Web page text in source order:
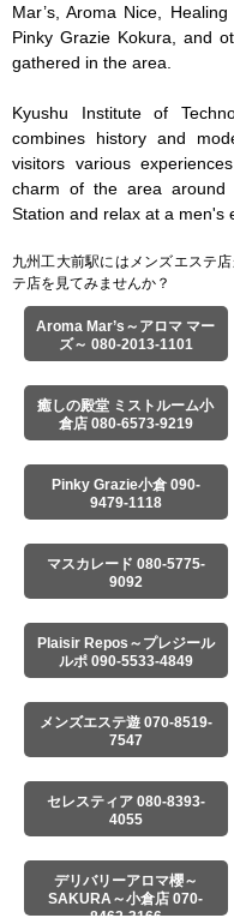
Mar’s, Aroma Nice,
Pinky Grazie Kokura, and
gathered in the area.
Kyushu Institute of
combines history and
visitors various
charm of the area around
Station and relax at a men's
九州工大前駅にはメンズエステ
テ店を見てみませんか？
Aroma Mar’s～アロマ マー
ズ～ 080-2013-1101
癒しの殿堂 ミストルーム小
倉店 080-6573-9219
Pinky Grazie小倉 090-
9479-1118
マスカレード 080-5775-
9092
Plaisir Repos～プレジール
ルポ 090-5533-4849
メンズエステ遊 070-8519-
7547
セレスティア 080-8393-
4055
デリバリーアロマ櫻～
SAKURA～小倉店 070-
8462-3166